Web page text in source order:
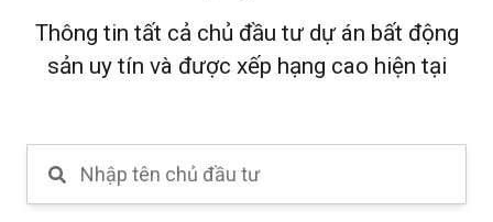
Thông tin tất cả chủ đầu tư dự án bất động
sản uy tín và được xếp hạng cao hiện tại